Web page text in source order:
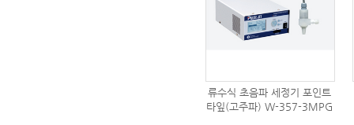
류수식 초음파 세정기 포인트
타잎(고주파) W-357-3MPG